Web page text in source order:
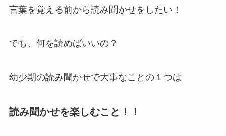
言葉を覚える前から読み聞かせをしたい！
でも、何を読めばいいの？
幼少期の読み聞かせで大事なことの１つは
読み聞かせを楽しむこと！！